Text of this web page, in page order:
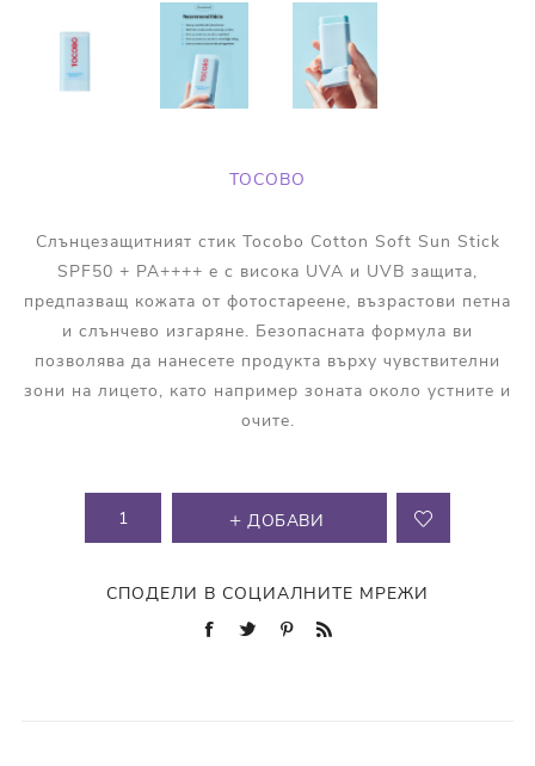
TOCOBO
Слънцезащитният стик Tocobo Cotton Soft Sun Stick
SPF50 + PA++++ е с високa UVA и UVB защита,
предпазващ кожата от фотостареене, възрастови петна
и слънчево изгаряне. Безопасната формула ви
позволява да нанесете продукта върху чувствителни
зони на лицето, като например зоната около устните и
очите.
ДОБАВИ
СПОДЕЛИ В СОЦИАЛНИТЕ МРЕЖИ